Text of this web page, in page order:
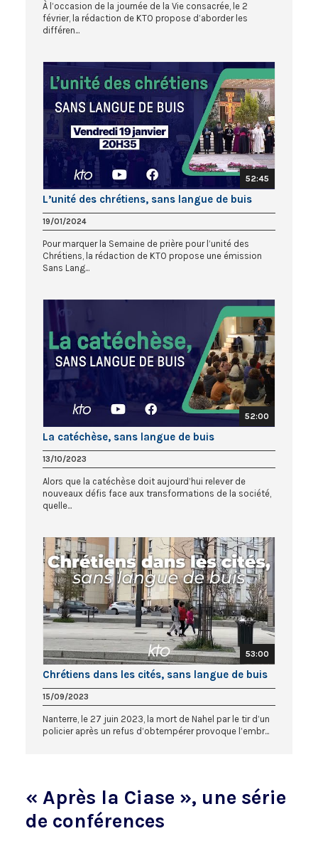
À l’occasion de la journée de la Vie consacrée, le 2
février, la rédaction de KTO propose d’aborder les
différen...
52:45
L’unité des chrétiens, sans langue de buis
19/01/2024
Pour marquer la Semaine de prière pour l’unité des
Chrétiens, la rédaction de KTO propose une émission
Sans Lang...
52:00
La catéchèse, sans langue de buis
13/10/2023
Alors que la catéchèse doit aujourd’hui relever de
nouveaux défis face aux transformations de la société,
quelle...
53:00
Chrétiens dans les cités, sans langue de buis
15/09/2023
Nanterre, le 27 juin 2023, la mort de Nahel par le tir d’un
policier après un refus d’obtempérer provoque l’embr...
« Après la Ciase », une série
de conférences